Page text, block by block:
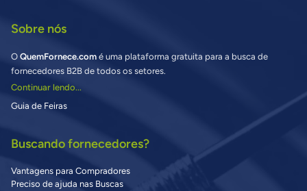
Sobre nós
O QuemFornece.com é uma plataforma gratuita para a busca de
fornecedores B2B de todos os setores.
Continuar lendo...
Guia de Feiras
Buscando fornecedores?
Vantagens para Compradores
Preciso de ajuda nas Buscas